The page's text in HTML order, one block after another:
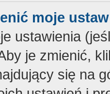
moje
ustawienia
je zmienić,
się na